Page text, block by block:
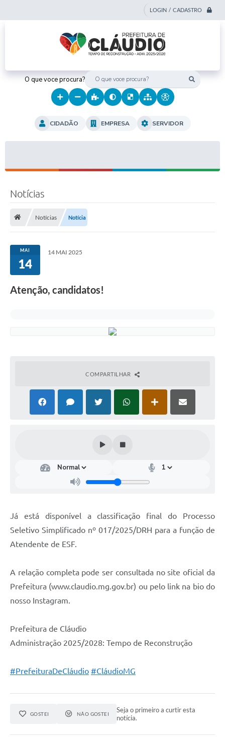
LOGIN / CADASTRO
O que voce procura?
CIDADÃO EMPRESA SERVIDOR
Notícias
Notícias Notícia
MAI
14
14 MAI 2025
Atenção, candidatos!
COMPARTILHAR
Já está disponível a classificação final do Processo
Seletivo Simplificado nº 017/2025/DRH para a função de
Atendente de ESF.
A relação completa pode ser consultada no site oficial da
Prefeitura (www.claudio.mg.gov.br) ou pelo link na bio do
nosso Instagram.
Prefeitura de Cláudio
Administração 2025/2028: Tempo de Reconstrução
#PrefeituraDeCláudio #CláudioMG
GOSTEI NÃO GOSTEI
Seja o primeiro a curtir esta
notícia.